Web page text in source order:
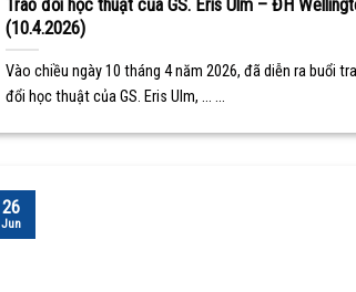
Trao đổi học thuật của GS. Eris Ulm – ĐH
(10.4.2026)
Vào chiều ngày 10 tháng 4 năm 2026, đã diễn ra buổi
đổi học thuật của GS. Eris Ulm, ... ...
26
Jun